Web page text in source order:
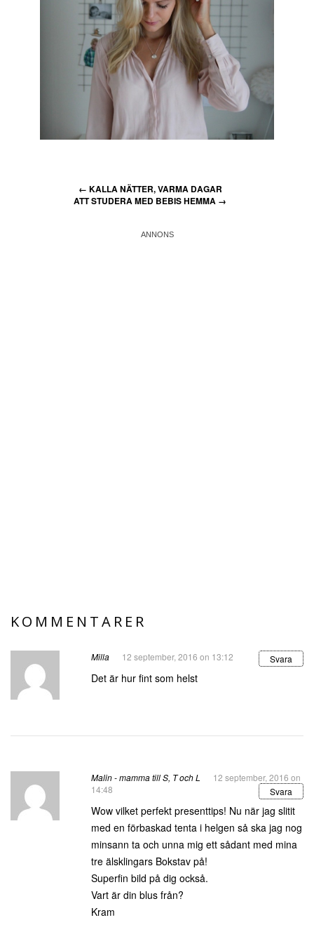
← KALLA NÄTTER, VARMA DAGAR
ATT STUDERA MED BEBIS HEMMA →
KOMMENTARER
Milla 12 september, 2016 on 13:12 Svara
Det är hur fint som helst
Malin - mamma till S, T och L
12 september, 2016 on
14:48
Svara
Wow vilket perfekt presenttips! Nu när jag slitit
med en förbaskad tenta i helgen så ska jag nog
minsann ta och unna mig ett sådant med mina
tre älsklingars Bokstav på!
Superfin bild på dig också.
Vart är din blus från?
Kram